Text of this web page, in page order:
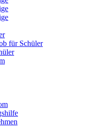
für Schüler